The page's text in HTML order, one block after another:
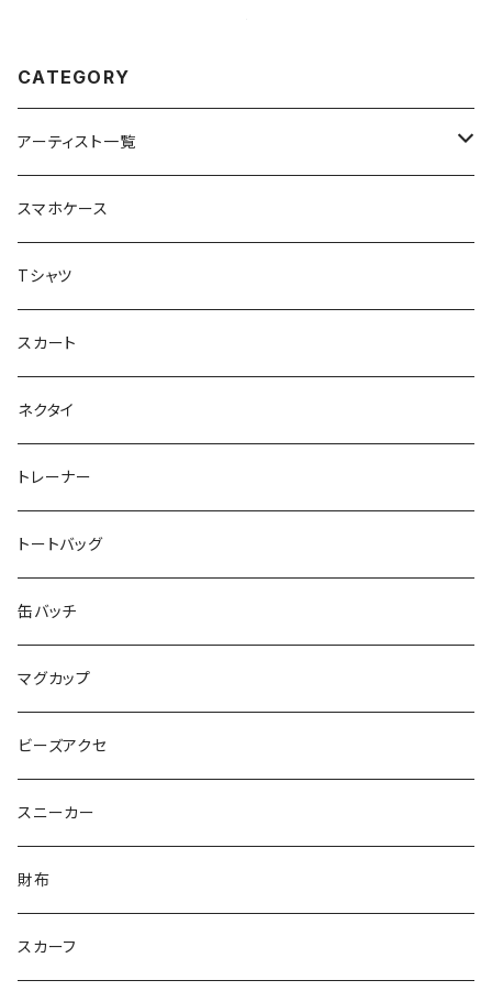
CATEGORY
アーティスト一覧
重症児デイサービスfuwaRi
虹色キャンディ
peaceful angel
重症児デイサービス『ラナキッズ』
まとぅり
くろねことSHUSHU
ピンクマカロン
きらきらパール
放課後等デイサービス 『ポラリス』
Diamond
Angry-uju
サムス
にじのゆにこーん
NPO法人みんなのさぽーたー 『わっとな』
KOH
KAPPA
IORI
YUZUYUZU
木更津市立太田中学校 特別支援学級
たるは
あきる
みずたま
花火
木更津市立木更津第二中学校 特別支援学級
バナナ太郎
ニャンサー
STICK
木更津市立畑沢中学校 特別支援学級
RAINBOW STAR
木更津市立金田中学校 特別支援学級
Brick
チュキチュキラブリーちゃん
木更津市立八幡台小学校 特別支援学級
そらた
サンタのバニラマン
社会福祉法人 南高愛隣会
個人／無所属
化け猫
ティコオリジナルブランド
スマホケース
Tシャツ
スカート
ネクタイ
トレーナー
トートバッグ
缶バッチ
マグカップ
ビーズアクセ
スニーカー
財布
スカーフ